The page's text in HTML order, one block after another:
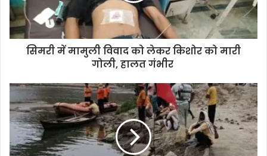
सिमरी में मामुली विवाद को लेकर किशोर को मारी
गोली, हालत गंभीर